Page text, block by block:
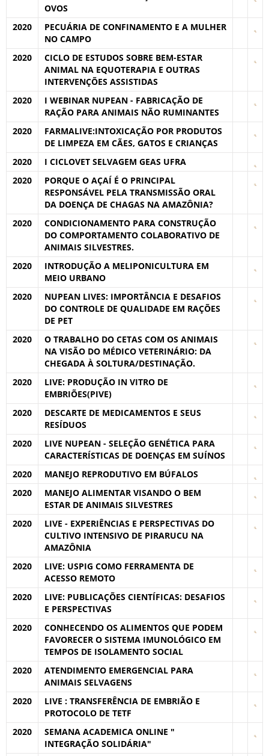
OVOS
2020
PECUÁRIA DE CONFINAMENTO E A MULHER
NO CAMPO
2020
CICLO DE ESTUDOS SOBRE BEM-ESTAR
ANIMAL NA EQUOTERAPIA E OUTRAS
INTERVENÇÕES ASSISTIDAS
2020
I WEBINAR NUPEAN - FABRICAÇÃO DE
RAÇÃO PARA ANIMAIS NÃO RUMINANTES
2020
FARMALIVE:INTOXICAÇÃO POR PRODUTOS
DE LIMPEZA EM CÃES, GATOS E CRIANÇAS
2020
I CICLOVET SELVAGEM GEAS UFRA
2020
PORQUE O AÇAÍ É O PRINCIPAL
RESPONSÁVEL PELA TRANSMISSÃO ORAL
DA DOENÇA DE CHAGAS NA AMAZÔNIA?
2020
CONDICIONAMENTO PARA CONSTRUÇÃO
DO COMPORTAMENTO COLABORATIVO DE
ANIMAIS SILVESTRES.
2020
INTRODUÇÃO A MELIPONICULTURA EM
MEIO URBANO
2020
NUPEAN LIVES: IMPORTÂNCIA E DESAFIOS
DO CONTROLE DE QUALIDADE EM RAÇÕES
DE PET
2020
O TRABALHO DO CETAS COM OS ANIMAIS
NA VISÃO DO MÉDICO VETERINÁRIO: DA
CHEGADA À SOLTURA/DESTINAÇÃO.
2020
LIVE: PRODUÇÃO IN VITRO DE
EMBRIÕES(PIVE)
2020
DESCARTE DE MEDICAMENTOS E SEUS
RESÍDUOS
2020
LIVE NUPEAN - SELEÇÃO GENÉTICA PARA
CARACTERÍSTICAS DE DOENÇAS EM SUÍNOS
2020
MANEJO REPRODUTIVO EM BÚFALOS
2020
MANEJO ALIMENTAR VISANDO O BEM
ESTAR DE ANIMAIS SILVESTRES
2020
LIVE - EXPERIÊNCIAS E PERSPECTIVAS DO
CULTIVO INTENSIVO DE PIRARUCU NA
AMAZÔNIA
2020
LIVE: USPIG COMO FERRAMENTA DE
ACESSO REMOTO
2020
LIVE: PUBLICAÇÕES CIENTÍFICAS: DESAFIOS
E PERSPECTIVAS
2020
CONHECENDO OS ALIMENTOS QUE PODEM
FAVORECER O SISTEMA IMUNOLÓGICO EM
TEMPOS DE ISOLAMENTO SOCIAL
2020
ATENDIMENTO EMERGENCIAL PARA
ANIMAIS SELVAGENS
2020
LIVE : TRANSFERÊNCIA DE EMBRIÃO E
PROTOCOLO DE TETF
2020
SEMANA ACADEMICA ONLINE "
INTEGRAÇÃO SOLIDÁRIA"